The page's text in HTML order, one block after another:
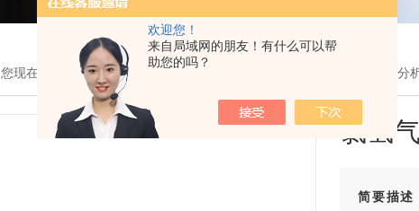
欢迎您！
来自局域网的朋友！有什么可以帮
助您的吗？
您现在的位置：首页> 产品展示 > 氯气分析仪表 KK650氯氢气体在线分
氯氢
简要描述